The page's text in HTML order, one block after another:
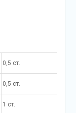
0,5 ст.
0,5 ст.
1 ст.